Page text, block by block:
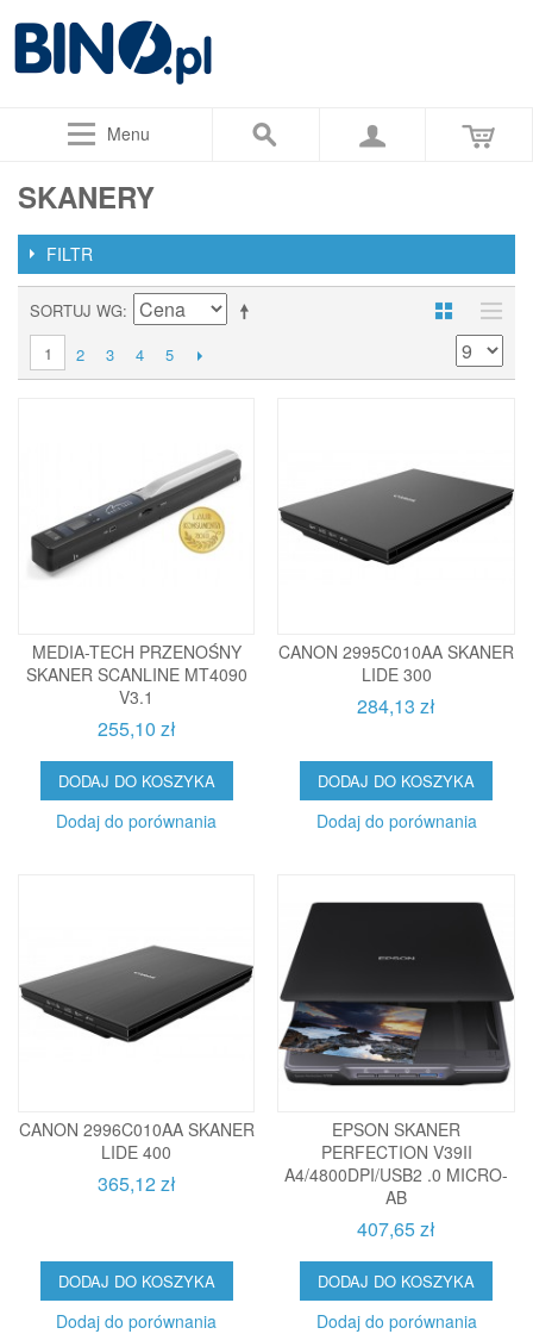
Menu
SKANERY
FILTR
SORTUJ WG
1
2 3 4 5
MEDIA-TECH PRZENOŚNY
SKANER SCANLINE MT4090
V3.1
255,10 zł
DODAJ DO KOSZYKA
Dodaj do porównania
CANON 2995C010AA SKANER
LIDE 300
284,13 zł
DODAJ DO KOSZYKA
Dodaj do porównania
CANON 2996C010AA SKANER
LIDE 400
365,12 zł
DODAJ DO KOSZYKA
Dodaj do porównania
EPSON SKANER
PERFECTION V39II
A4/4800DPI/USB2 .0 MICRO-
AB
407,65 zł
DODAJ DO KOSZYKA
Dodaj do porównania